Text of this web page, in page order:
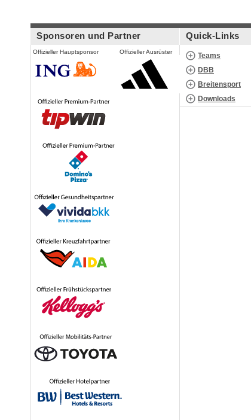
Sponsoren und Partner
Offizieller Hauptsponsor Offizieller Ausrüster
Quick-Links
Teams
DBB
Breitensport
Downloads